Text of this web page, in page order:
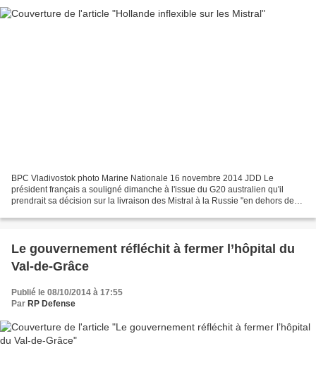
BPC Vladivostok photo Marine Nationale 16 novembre 2014 JDD Le
président français a souligné dimanche à l'issue du G20 australien qu'il
prendrait sa décision sur la livraison des Mistral à la Russie "en dehors de
Le gouvernement réfléchit à fermer l’hôpital du
Val-de-Grâce
Publié le 08/10/2014 à 17:55
Par RP Defense